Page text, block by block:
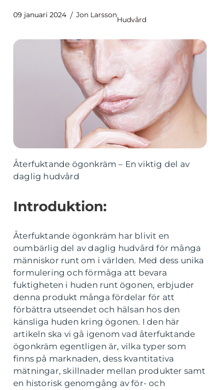
09 januari 2024 Jon Larsson
Hudvård
Återfuktande ögonkräm – En viktig del av
daglig hudvård
Introduktion:
Återfuktande ögonkräm har blivit en
oumbärlig del av daglig hudvård för många
människor runt om i världen. Med dess unika
formulering och förmåga att bevara
fuktigheten i huden runt ögonen, erbjuder
denna produkt många fördelar för att
förbättra utseendet och hälsan hos den
känsliga huden kring ögonen. I den här
artikeln ska vi gå igenom vad återfuktande
ögonkräm egentligen är, vilka typer som
finns på marknaden, dess kvantitativa
mätningar, skillnader mellan produkter samt
en historisk genomgång av för- och